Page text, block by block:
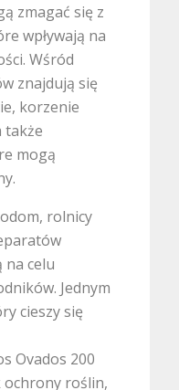
zmagać się z
wpływają na
Wśród
znajdują się
korzenie
także
mogą
rolnicy
na celu
Jednym
cieszy się
Ovados 200
ochrony roślin,